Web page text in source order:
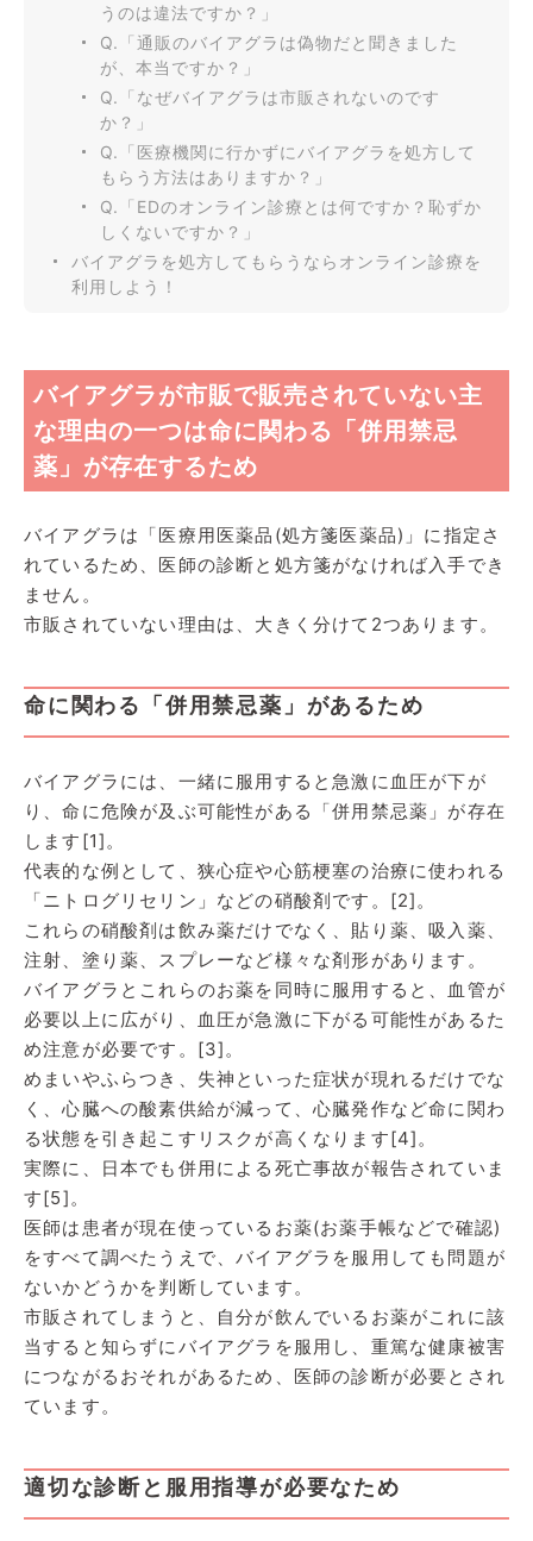
うのは違法ですか？」
Q.「通販のバイアグラは偽物だと聞きました
が、本当ですか？」
Q.「なぜバイアグラは市販されないのです
か？」
Q.「医療機関に行かずにバイアグラを処方して
もらう方法はありますか？」
Q.「EDのオンライン診療とは何ですか？恥ずか
しくないですか？」
バイアグラを処方してもらうならオンライン診療を
利用しよう！
バイアグラが市販で販売されていない主
な理由の一つは命に関わる「併用禁忌
薬」が存在するため
バイアグラは「医療用医薬品(処方箋医薬品)」に指定さ
れているため、医師の診断と処方箋がなければ入手でき
ません。
市販されていない理由は、大きく分けて2つあります。
命に関わる「併用禁忌薬」があるため
バイアグラには、一緒に服用すると急激に血圧が下が
り、命に危険が及ぶ可能性がある「併用禁忌薬」が存在
します[1]。
代表的な例として、狭心症や心筋梗塞の治療に使われる
「ニトログリセリン」などの硝酸剤です。[2]。
これらの硝酸剤は飲み薬だけでなく、貼り薬、吸入薬、
注射、塗り薬、スプレーなど様々な剤形があります。
バイアグラとこれらのお薬を同時に服用すると、血管が
必要以上に広がり、血圧が急激に下がる可能性があるた
め注意が必要です。[3]。
めまいやふらつき、失神といった症状が現れるだけでな
く、心臓への酸素供給が減って、心臓発作など命に関わ
る状態を引き起こすリスクが高くなります[4]。
実際に、日本でも併用による死亡事故が報告されていま
す[5]。
医師は患者が現在使っているお薬(お薬手帳などで確認)
をすべて調べたうえで、バイアグラを服用しても問題が
ないかどうかを判断しています。
市販されてしまうと、自分が飲んでいるお薬がこれに該
当すると知らずにバイアグラを服用し、重篤な健康被害
につながるおそれがあるため、医師の診断が必要とされ
ています。
適切な診断と服用指導が必要なため